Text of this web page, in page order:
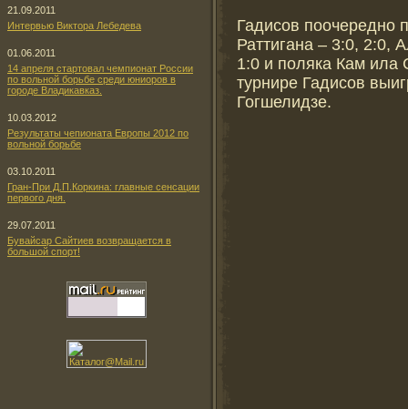
21.09.2011
Интервью Виктора Лебедева
01.06.2011
14 апреля стартовал чемпионат России
по вольной борьбе среди юниоров в
городе Владикавказ.
10.03.2012
Результаты чепионата Европы 2012 по
вольной борьбе
03.10.2011
Гран-При Д.П.Коркина: главные сенсации
первого дня.
29.07.2011
Бувайсар Сайтиев возвращается в
большой спорт!
Гадисов поочередно
Раттигана – 3:0, 2:0,
1:0 и поляка Кам ила
турнире Гадисов
Гогшелидзе.